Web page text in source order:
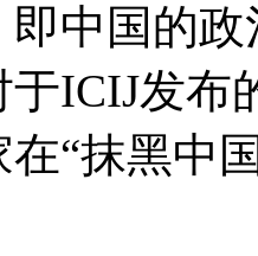
即中国的
ICIJ发布
“抹黑中